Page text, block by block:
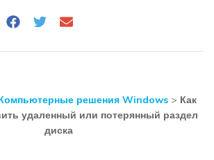
решения Windows > Как
удаленный или потерянный раздел
диска